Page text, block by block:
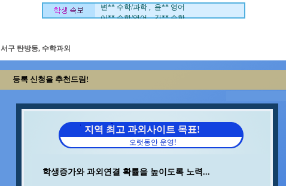
변** 수학/과학 , 윤** 영어
이** 수학/영어 , 김** 수학
홍* 수학 , 임** 과학/수학
김** 수학/과학 , 이** 영어
안** 수학 , 조** 수학
오** 수학 , 박** 수학/영어
백** 수학 , 강** 수학
송* 영어/과학 , 박** 영어/토익
양** 영어 , 김** 영어
이** 중국어회화/중국어 , 최** 수학
최** 일본어/일본어회화 , 김** 수학/영어
서구 탄방동, 수학과외
등록 신청을 추천드림!
지역 최고 과외사이트 목표!
오랫동안 운영!
학생증가와 과외연결 확률을 높이도록 노력...